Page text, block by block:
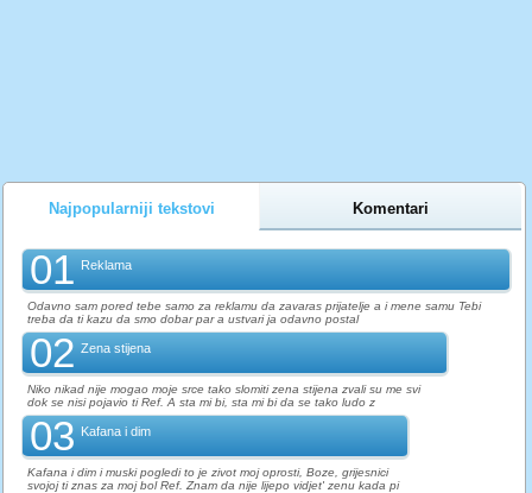
Najpopularniji tekstovi Komentari
01 Reklama
Odavno sam pored tebe samo za reklamu da zavaras prijatelje a i mene samu Tebi
treba da ti kazu da smo dobar par a ustvari ja odavno postal
02 Zena stijena
Niko nikad nije mogao moje srce tako slomiti zena stijena zvali su me svi
dok se nisi pojavio ti Ref. A sta mi bi, sta mi bi da se tako ludo z
03 Kafana i dim
Kafana i dim i muski pogledi to je zivot moj oprosti, Boze, grijesnici
svojoj ti znas za moj bol Ref. Znam da nije lijepo vidjet' zenu kada pi